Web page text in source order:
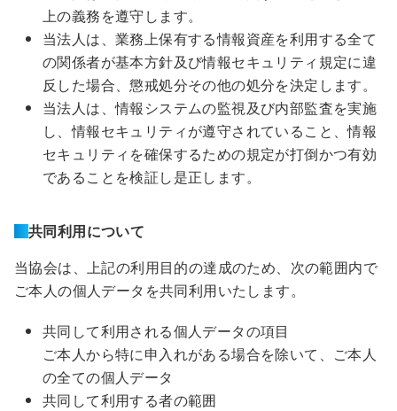
上の義務を遵守します。
当法人は、業務上保有する情報資産を利用する全て
の関係者が基本方針及び情報セキュリティ規定に違
反した場合、懲戒処分その他の処分を決定します。
当法人は、情報システムの監視及び内部監査を実施
し、情報セキュリティが遵守されていること、情報
セキュリティを確保するための規定が打倒かつ有効
であることを検証し是正します。
共同利用について
当協会は、上記の利用目的の達成のため、次の範囲内で
ご本人の個人データを共同利用いたします。
共同して利用される個人データの項目
ご本人から特に申入れがある場合を除いて、ご本人
の全ての個人データ
共同して利用する者の範囲